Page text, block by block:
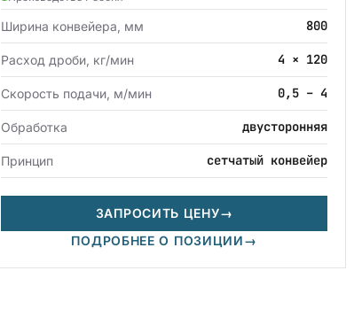
Ширина конвейера, мм 800
Расход дроби, кг/мин 4 × 120
Скорость подачи, м/мин 0,5 – 4
Обработка двусторонняя
Принцип сетчатый конвейер
ЗАПРОСИТЬ ЦЕНУ→
ПОДРОБНЕЕ О ПОЗИЦИИ→